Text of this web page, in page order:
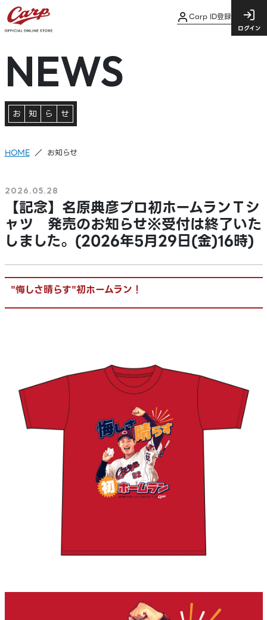
Carp ID登録
ログイン
NEWS
お 知 ら せ
HOME お知らせ
2026.05.28
【記念】名原典彦プロ初ホームランＴシ
ャツ 発売のお知らせ※受付は終了いた
しました。(2026年5月29日(金)16時)
"悔しさ晴らす"初ホームラン！